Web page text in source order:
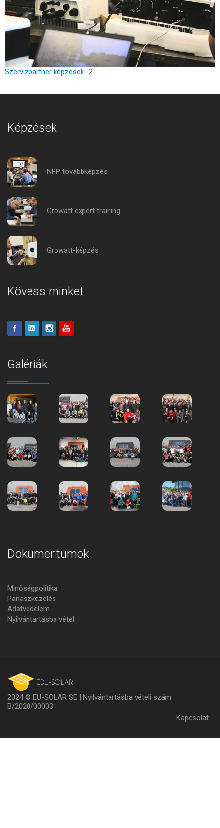
Szervizpartner képzések -2
Képzések
NPP továbbképzés
Growatt expert training
Growatt-képzés
Kövess minket
Galériák
Dokumentumok
Minőségpolitika
Panaszkezelés
Adatvédelem
Nyilvántartásba vétel
2024 © EU-SOLAR SE | Nyilvántartásba vételi szám:
B/2020/000031
Kapcsolat